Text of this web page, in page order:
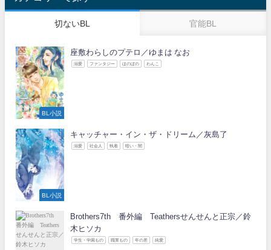
切ないBL 官能BL
BL小説
座敷わらしのプテロ／ゆまは なお
溺愛 ファンタジー ほのぼの わんこ
BL小説
キャッチャー・イン・ザ・ドリーム／灰島了
溺愛 社会人 執着 暗い・闇
Brothers7th 番外編 Teathersせんせんと正宗／鈴
木ヒソカ
学生・学園もの 職業もの 年の差 純愛